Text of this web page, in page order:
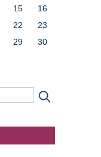
15
16
22
23
29 30